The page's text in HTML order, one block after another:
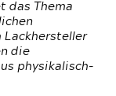
das Thema
Lackhersteller
die
physikalisch-